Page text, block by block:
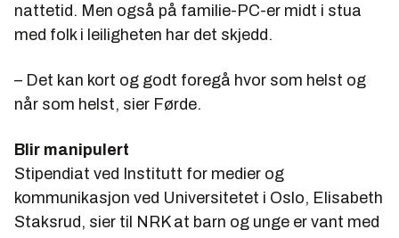
nattetid. Men også på familie-PC-er midt i stua
med folk i leiligheten har det skjedd.
– Det kan kort og godt foregå hvor som helst og
når som helst, sier Førde.
Blir manipulert
Stipendiat ved Institutt for medier og
kommunikasjon ved Universitetet i Oslo, Elisabeth
Staksrud, sier til NRK at barn og unge er vant med